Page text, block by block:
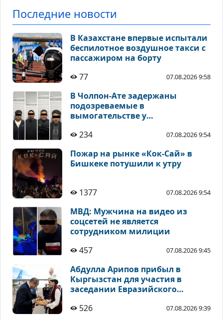
Последние новости
В Казахстане впервые испытали
беспилотное воздушное такси с
пассажиром на борту
77
07.08.2026 9:58
В Чолпон-Ате задержаны
подозреваемые в
вымогательстве у
234
07.08.2026 9:54
Пожар на рынке «Кок-Сай» в
Бишкеке потушили к утру
1377 07.08.2026 9:54
МВД: Мужчина на видео из
соцсетей не является
сотрудником милиции
457
07.08.2026 9:45
Абдулла Арипов прибыл в
Кыргызстан для участия в
заседании Евразийского
526
07.08.2026 9:39